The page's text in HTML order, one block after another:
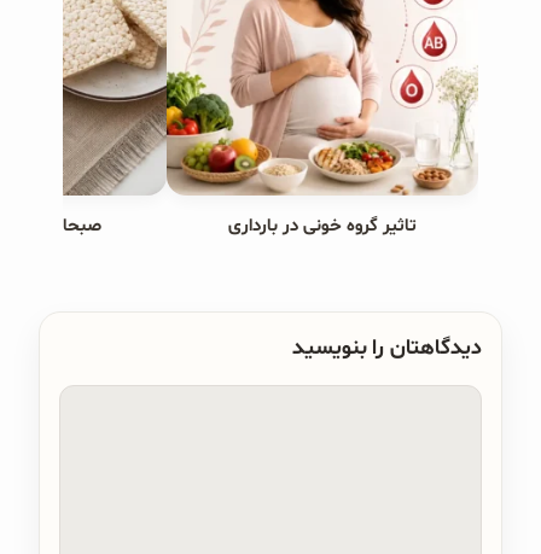
تاثیر گروه خونی در بارداری صبحانه های
دیدگاهتان را بنویسید